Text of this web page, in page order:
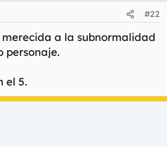
#22
a la subnormalidad
personaje.
el 5.